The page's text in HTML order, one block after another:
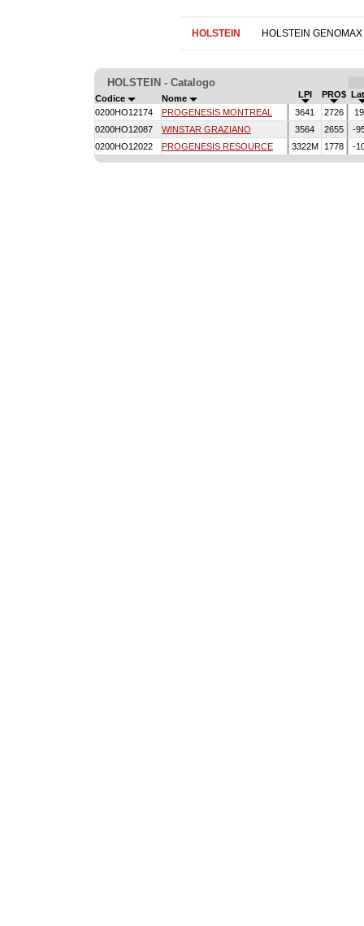
HOLSTEIN HOLSTEIN GENOMAX
HOLSTEIN - Catalogo
Codice Nome LPI PRO$
0200HO12174
PROGENESIS MONTREAL 3641 2726
0200HO12087
WINSTAR GRAZIANO 3564 2655
-
0200HO12022
PROGENESIS RESOURCE 3322M 1778 -